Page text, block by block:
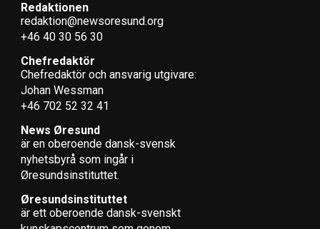
Redaktionen
redaktion@newsoresund.org
+46 40 30 56 30
Chefredaktör
Chefredaktör och ansvarig utgivare:
Johan Wessman
+46 702 52 32 41
News Øresund
är en oberoende dansk-svensk
nyhets­byrå som ingår i
Øresundsinstituttet.
Øresundsinstituttet
är ett oberoende dansk-svenskt